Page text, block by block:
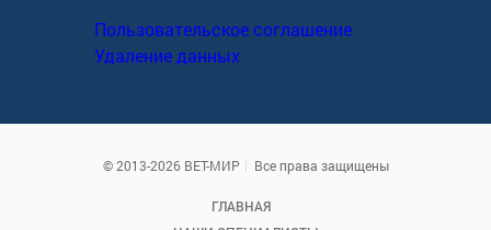
Пользовательское соглашение
Удаление данных
© 2013-2026 ВЕТ-МИР Все права защищены
ГЛАВНАЯ